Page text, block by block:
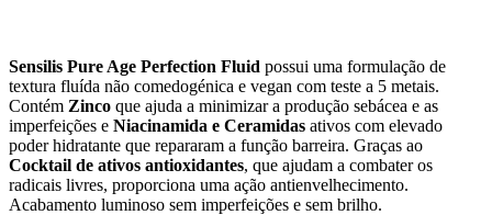
Sensilis Pure Age Perfection Fluid possui uma formulação de
textura fluída não comedogénica e vegan com teste a 5 metais.
Contém Zinco que ajuda a minimizar a produção sebácea e as
imperfeições e Niacinamida e Ceramidas ativos com elevado
poder hidratante que repararam a função barreira. Graças ao
Cocktail de ativos antioxidantes, que ajudam a combater os
radicais livres, proporciona uma ação antienvelhecimento.
Acabamento luminoso sem imperfeições e sem brilho.